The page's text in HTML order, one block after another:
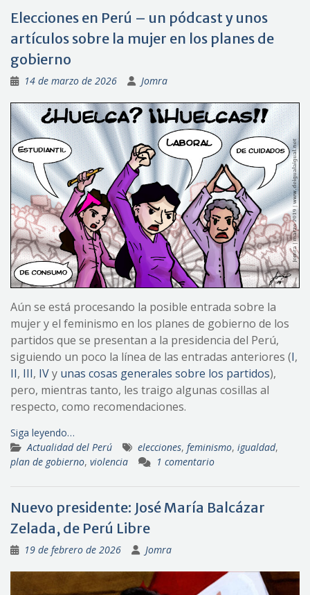
Elecciones en Perú – un pódcast y unos
artículos sobre la mujer en los planes de
gobierno
14 de marzo de 2026 Jomra
Aún se está procesando la posible entrada sobre la
mujer y el feminismo en los planes de gobierno de los
partidos que se presentan a la presidencia del Perú,
siguiendo un poco la línea de las entradas anteriores (I,
II, III, IVy unas cosas generales sobre los partidos),
pero, mientras tanto, les traigo algunas cosillas al
respecto, como recomendaciones.
Siga leyendo…
Actualidad del Perú
elecciones, feminismo, igualdad,
plan de gobierno, violencia 1 comentario
Nuevo presidente: José María Balcázar
Zelada, de Perú Libre
19 de febrero de 2026 Jomra